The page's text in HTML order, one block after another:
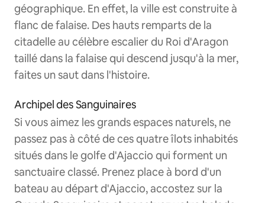
géographique. En effet, la ville est construite à
flanc de falaise. Des hauts remparts de la
citadelle au célèbre escalier du Roi d'Aragon
taillé dans la falaise qui descend jusqu'à la mer,
faites un saut dans l'histoire.
Archipel des Sanguinaires
Si vous aimez les grands espaces naturels, ne
passez pas à côté de ces quatre îlots inhabités
situés dans le golfe d'Ajaccio qui forment un
sanctuaire classé. Prenez place à bord d'un
bateau au départ d'Ajaccio, accostez sur la